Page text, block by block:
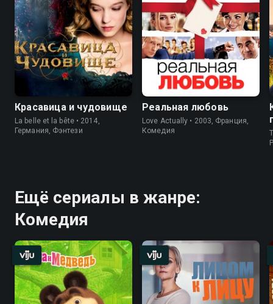
Красавица и чудовище
La belle et la bête • 2014,
Германия, Фэнтези
Реальная любовь
Love Actually • 2003, Франция,
Комедия
Ещё сериалы в жанре:
Комедия